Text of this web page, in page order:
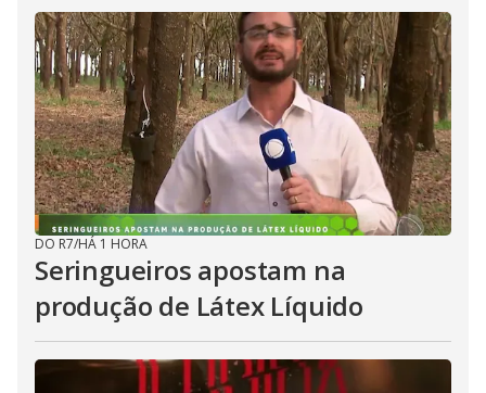
DO R7/HÁ 1 HORA
Seringueiros apostam na
produção de Látex Líquido